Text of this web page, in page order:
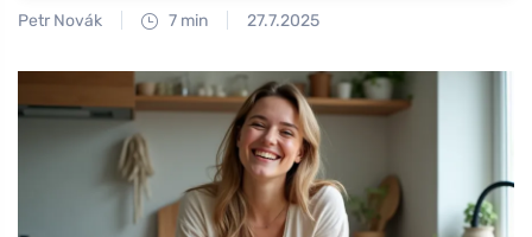
Petr Novák 7 min 27.7.2025